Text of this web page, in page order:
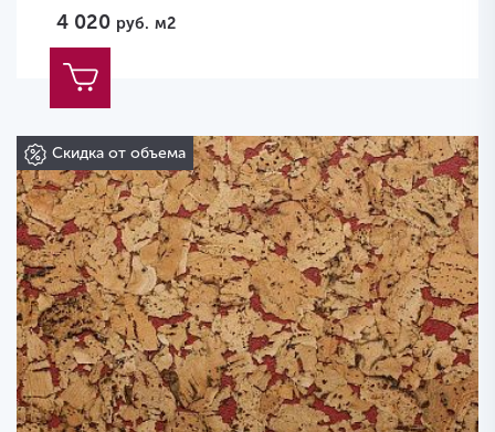
4 020 руб. м2
Скидка от объема